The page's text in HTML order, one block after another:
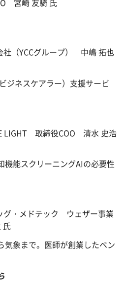
（YCCグループ） 中嶋 拓也
ジネスケアラー）支援サービ
LIGHT 取締役COO 清水 史浩
能スクリーニングAIの必要性
・メドテック ウェザー事業
氏
象まで。医師が創業したベン